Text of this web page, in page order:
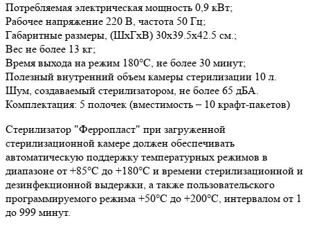
Потребляемая электрическая мощность 0,9 кВт;
Рабочее напряжение 220 В, частота 50 Гц;
Габаритные размеры, (ШхГхВ) 30х39.5х42.5 см.;
Вес не более 13 кг;
Время выхода на режим 180°С, не более 30 минут;
Полезный внутренний объем камеры стерилизации 10 л.
Шум, создаваемый стерилизатором, не более 65 дБА.
Комплектация: 5 полочек (вместимость – 10 крафт-пакетов)
Стерилизатор "Ферропласт" при загруженной
стерилизационной камере должен обеспечивать
автоматическую поддержку температурных режимов в
диапазоне от +85°С до +180°С и времени стерилизационной и
дезинфекционной выдержки, а также пользовательского
программируемого режима +50°С до +200°С, интервалом от 1
до 999 минут.